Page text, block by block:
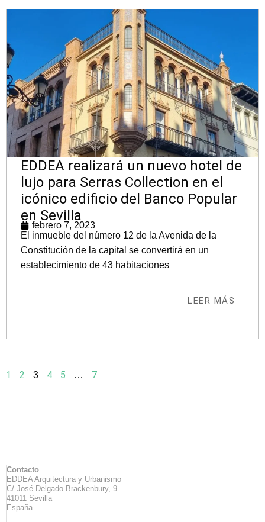
EDDEA realizará un nuevo hotel de
lujo para Serras Collection en el
icónico edificio del Banco Popular
en Sevilla
febrero 7, 2023
El inmueble del número 12 de la Avenida de la
Constitución de la capital se convertirá en un
establecimiento de 43 habitaciones
LEER MÁS
1 2 3 4 5 … 7
Contacto
EDDEA Arquitectura y Urbanismo
C/ José Delgado Brackenbury, 9
41011 Sevilla
España